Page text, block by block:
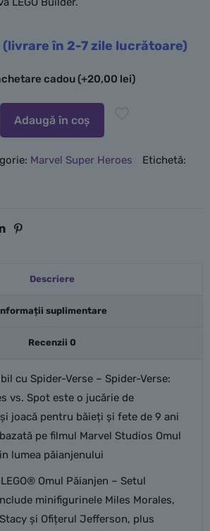
în 2-7 zile lucrătoare)
cadou(+20,00 lei)
Adaugă în coș
Marvel Super Heroes Etichetă:
Descriere
suplimentare
Recenzii 0
cu Spider-Verse – Spider-Verse:
vs. Spot este o jucărie de
joacă pentru băieți și fete de 9 ani
pe filmul Marvel Studios Omul
lumea păianjenului
Omul Păianjen – Setul
minifigurinele Miles Morales,
și Ofițerul Jefferson, plus